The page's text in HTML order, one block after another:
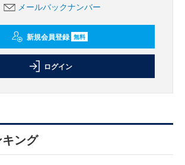
メールバックナンバー
新規会員登録 無料
ログイン
ング